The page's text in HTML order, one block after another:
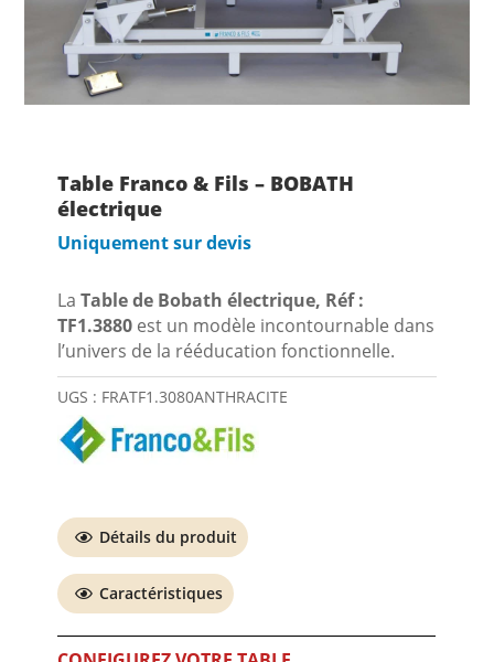
Table Franco & Fils – BOBATH
électrique
Uniquement sur devis
LaTable de Bobath électrique, Réf :
TF1.3880 est un modèle incontournable dans
l’univers de la rééducation fonctionnelle.
UGS : FRATF1.3080ANTHRACITE
Détails du produit
Caractéristiques